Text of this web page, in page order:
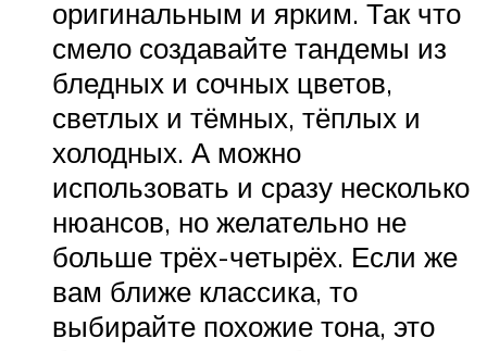
оригинальным и ярким. Так что
смело создавайте тандемы из
бледных и сочных цветов,
светлых и тёмных, тёплых и
холодных. А можно
использовать и сразу несколько
нюансов, но желательно не
больше трёх-четырёх. Если же
вам ближе классика, то
выбирайте похожие тона, это